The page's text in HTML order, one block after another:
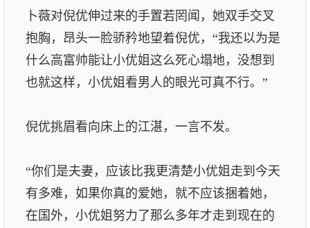
卜薇对倪优伸过来的手置若罔闻，她双手交叉
抱胸，昂头一脸骄矜地望着倪优，“我还以为是
什么高富帅能让小优姐这么死心塌地，没想到
也就这样，小优姐看男人的眼光可真不行。”
倪优挑眉看向床上的江湛，一言不发。
“你们是夫妻，应该比我更清楚小优姐走到今天
有多难，如果你真的爱她，就不应该捆着她，
在国外，小优姐努力了那么多年才走到现在的